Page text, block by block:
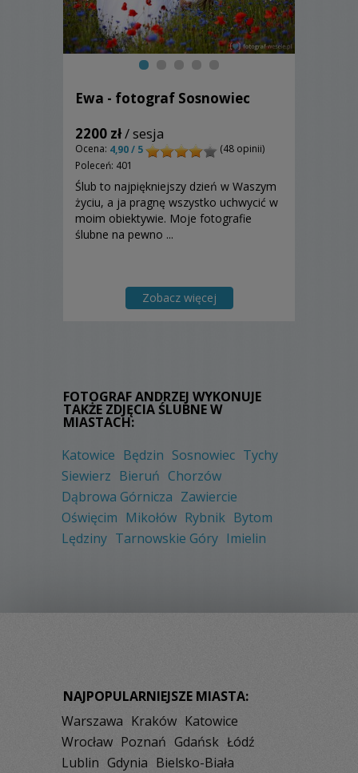
Ewa - fotograf Sosnowiec
2200 zł/ sesja
Ocena: 4,90 / 5
(48 opinii)
Poleceń: 401
Ślub to najpiękniejszy dzień w Waszym
życiu, a ja pragnę wszystko uchwycić w
moim obiektywie. Moje fotografie
ślubne na pewno ...
Zobacz więcej
FOTOGRAF ANDRZEJ WYKONUJE
TAKŻE ZDJĘCIA ŚLUBNE W
MIASTACH:
Katowice Będzin Sosnowiec Tychy
Siewierz Bieruń Chorzów
Dąbrowa Górnicza Zawiercie
Oświęcim Mikołów Rybnik Bytom
Lędziny Tarnowskie Góry Imielin
NAJPOPULARNIEJSZE MIASTA:
Warszawa Kraków Katowice
Wrocław Poznań Gdańsk Łódź
Lublin Gdynia Bielsko-Biała